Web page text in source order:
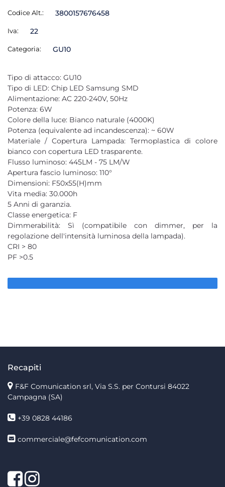
Codice Alt.: 3800157676458
Iva: 22
Categoria: GU10
Tipo di attacco: GU10
Tipo di LED: Chip LED Samsung SMD
Alimentazione: AC 220-240V, 50Hz
Potenza: 6W
Colore della luce: Bianco naturale (4000K)
Potenza (equivalente ad incandescenza): ~ 60W
Materiale / Copertura Lampada: Termoplastica di colore
bianco con copertura LED trasparente.
Flusso luminoso: 445LM - 75 LM/W
Apertura fascio luminoso: 110°
Dimensioni: F50x55(H)mm
Vita media: 30.000h
5 Anni di garanzia.
Classe energetica: F
Dimmerabilità: Sì (compatibile con dimmer, per la
regolazione dell'intensità luminosa della lampada).
CRI > 80
PF >0.5
Recapiti
F&F Comunication srl, Via S.S. per Contursi 84022
Campagna (SA)
+39 0828 44186
commerciale@fefcomunication.com
Facebook
Twitter